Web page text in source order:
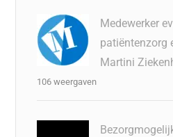
Medewerker
patiëntenzorg
Martini
106 weergaven